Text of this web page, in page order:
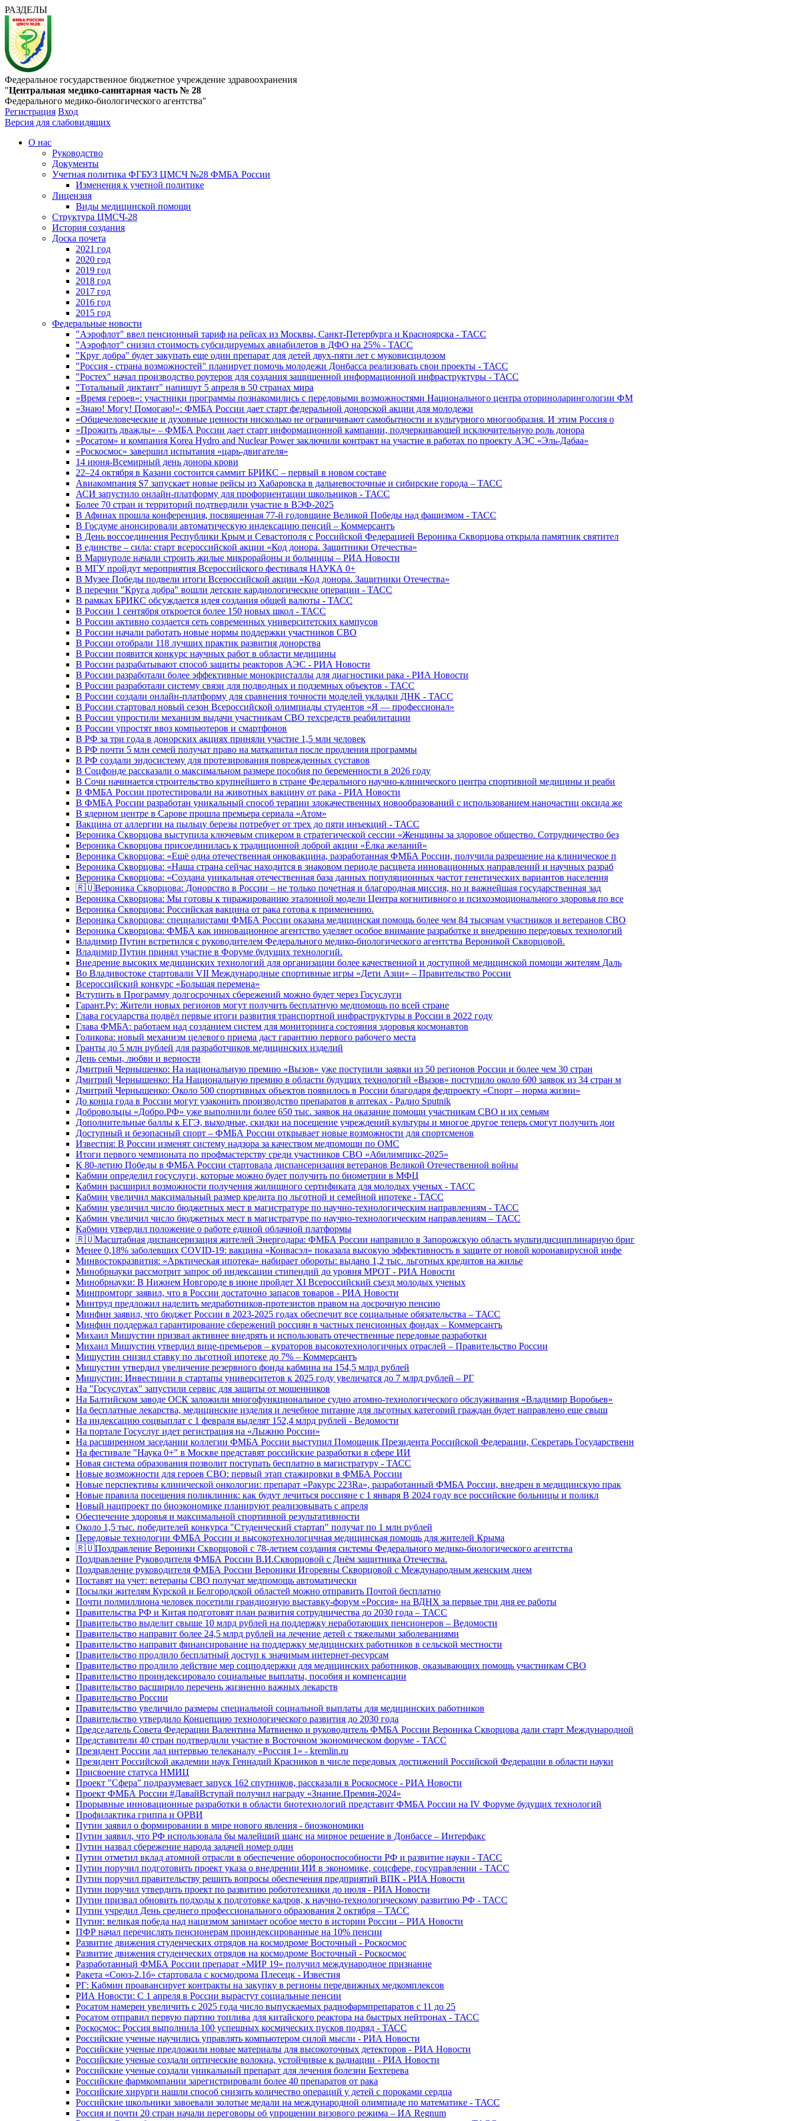
РАЗДЕЛЫ
Федеральное государственное бюджетное учреждение здравоохранения
"Центральная медико-санитарная часть № 28
Федерального медико-биологического агентства"
Регистрация Вход
Версия для слабовидящих
О нас
Руководство
Документы
Учетная политика ФГБУЗ ЦМСЧ №28 ФМБА России
Изменения к учетной политике
Лицензия
Виды медицинской помощи
Структура ЦМСЧ-28
История создания
Доска почета
2021 год
2020 год
2019 год
2018 год
2017 год
2016 год
2015 год
Федеральные новости
"Аэрофлот" ввел пенсионный тариф на рейсах из Москвы, Санкт-Петербурга и Красноярска - ТАСС
"Аэрофлот" снизил стоимость субсидируемых авиабилетов в ДФО на 25% - ТАСС
"Круг добра" будет закупать еще один препарат для детей двух-пяти лет с муковисцидозом
"Россия - страна возможностей" планирует помочь молодежи Донбасса реализовать свои проекты - ТАСС
"Ростех" начал производство роутеров для создания защищенной информационной инфраструктуры - ТАСС
"Тотальный диктант" напишут 5 апреля в 50 странах мира
«Время героев»: участники программы познакомились с передовыми возможностями Национального центра оториноларингологии ФМ
«Знаю! Могу! Помогаю!»: ФМБА России дает старт федеральной донорской акции для молодежи
«Общечеловеческие и духовные ценности нисколько не ограничивают самобытности и культурного многообразия. И этим Россия о
«Прожить дважды» – ФМБА России дает старт информационной кампании, подчеркивающей исключительную роль донора
«Росатом» и компания Korea Hydro and Nuclear Power заключили контракт на участие в работах по проекту АЭС «Эль-Дабаа»
«Роскосмос» завершил испытания «царь-двигателя»
14 июня-Всемирный день донора крови
22–24 октября в Казани состоится саммит БРИКС – первый в новом составе
Авиакомпания S7 запускает новые рейсы из Хабаровска в дальневосточные и сибирские города – ТАСС
АСИ запустило онлайн-платформу для профориентации школьников - ТАСС
Более 70 стран и территорий подтвердили участие в ВЭФ-2025
В Афинах прошла конференция, посвященная 77-й годовщине Великой Победы над фашизмом - ТАСС
В Госдуме анонсировали автоматическую индексацию пенсий – Коммерсантъ
В День воссоединения Республики Крым и Севастополя с Российской Федерацией Вероника Скворцова открыла памятник святител
В единстве – сила: старт всероссийской акции «Код донора. Защитники Отечества»
В Мариуполе начали строить жилые микрорайоны и больницы – РИА Новости
В МГУ пройдут мероприятия Всероссийского фестиваля НАУКА 0+
В Музее Победы подвели итоги Всероссийской акции «Код донора. Защитники Отечества»
В перечни "Круга добра" вошли детские кардиологические операции - ТАСС
В рамках БРИКС обсуждается идея создания общей валюты - ТАСС
В России 1 сентября откроется более 150 новых школ - ТАСС
В России активно создается сеть современных университетских кампусов
В России начали работать новые нормы поддержки участников СВО
В России отобрали 118 лучших практик развития донорства
В России появится конкурс научных работ в области медицины
В России разрабатывают способ защиты реакторов АЭС - РИА Новости
В России разработали более эффективные монокристаллы для диагностики рака - РИА Новости
В России разработали систему связи для подводных и подземных объектов - ТАСС
В России создали онлайн-платформу для сравнения точности моделей укладки ДНК - ТАСС
В России стартовал новый сезон Всероссийской олимпиады студентов «Я — профессионал»
В России упростили механизм выдачи участникам СВО техсредств реабилитации
В России упростят ввоз компьютеров и смартфонов
В РФ за три года в донорских акциях приняли участие 1,5 млн человек
В РФ почти 5 млн семей получат право на маткапитал после продления программы
В РФ создали эндосистему для протезирования поврежденных суставов
В Соцфонде рассказали о максимальном размере пособия по беременности в 2026 году
В Сочи начинается строительство крупнейшего в стране Федерального научно-клинического центра спортивной медицины и реаби
В ФМБА России протестировали на животных вакцину от рака - РИА Новости
В ФМБА России разработан уникальный способ терапии злокачественных новообразований с использованием наночастиц оксида же
В ядерном центре в Сарове прошла премьера сериала «Атом»
Вакцина от аллергии на пыльцу березы потребует от трех до пяти инъекций - ТАСС
Вероника Скворцова выступила ключевым спикером в стратегической сессии «Женщины за здоровое общество. Сотрудничество без
Вероника Скворцова присоединилась к традиционной доброй акции «Ёлка желаний»
Вероника Скворцова: «Ещё одна отечественная онковакцина, разработанная ФМБА России, получила разрешение на клиническое п
Вероника Скворцова: «Наша страна сейчас находится в знаковом периоде расцвета инновационных направлений и научных разраб
Вероника Скворцова: «Создана уникальная отечественная база данных популяционных частот генетических вариантов населения
🇷🇺Вероника Скворцова: Донорство в России – не только почетная и благородная миссия, но и важнейшая государственная зад
Вероника Скворцова: Мы готовы к тиражированию эталонной модели Центра когнитивного и психоэмоционального здоровья по все
Вероника Скворцова: Российская вакцина от рака готова к применению.
Вероника Скворцова: специалистами ФМБА России оказана медицинская помощь более чем 84 тысячам участников и ветеранов СВО
Вероника Скворцова: ФМБА как инновационное агентство уделяет особое внимание разработке и внедрению передовых технологий
Владимир Путин встретился с руководителем Федерального медико-биологического агентства Вероникой Скворцовой.
Владимир Путин принял участие в Форуме будущих технологий.
Внедрение высоких медицинских технологий для организации более качественной и доступной медицинской помощи жителям Даль
Во Владивостоке стартовали VII Международные спортивные игры «Дети Азии» – Правительство России
Всероссийский конкурс «Большая перемена»
Вступить в Программу долгосрочных сбережений можно будет через Госуслуги
Гарант.Ру: Жители новых регионов могут получить бесплатную медпомощь по всей стране
Глава государства подвёл первые итоги развития транспортной инфраструктуры в России в 2022 году
Глава ФМБА: работаем над созданием систем для мониторинга состояния здоровья космонавтов
Голикова: новый механизм целевого приема даст гарантию первого рабочего места
Гранты до 5 млн рублей для разработчиков медицинских изделий
День семьи, любви и верности
Дмитрий Чернышенко: На национальную премию «Вызов» уже поступили заявки из 50 регионов России и более чем 30 стран
Дмитрий Чернышенко: На Национальную премию в области будущих технологий «Вызов» поступило около 600 заявок из 34 стран м
Дмитрий Чернышенко: Около 500 спортивных объектов появилось в России благодаря федпроекту «Спорт – норма жизни»
До конца года в России могут узаконить производство препаратов в аптеках - Радио Sputnik
Добровольцы «Добро.РФ» уже выполнили более 650 тыс. заявок на оказание помощи участникам СВО и их семьям
Дополнительные баллы к ЕГЭ, выходные, скидки на посещение учреждений культуры и многое другое теперь смогут получить дон
Доступный и безопасный спорт – ФМБА России открывает новые возможности для спортсменов
Известия: В России изменят систему надзора за качеством медпомощи по ОМС
Итоги первого чемпионата по профмастерству среди участников СВО «Абилимпикс-2025»
К 80-летию Победы в ФМБА России стартовала диспансеризация ветеранов Великой Отечественной войны
Кабмин определил госуслуги, которые можно будет получить по биометрии в МФЦ
Кабмин расширил возможности получения жилищного сертификата для молодых ученых - ТАСС
Кабмин увеличил максимальный размер кредита по льготной и семейной ипотеке - ТАСС
Кабмин увеличил число бюджетных мест в магистратуре по научно-технологическим направлениям - ТАСС
Кабмин увеличил число бюджетных мест в магистратуре по научно-технологическим направлениям – ТАСС
Кабмин утвердил положение о работе единой облачной платформы
🇷🇺Масштабная диспансеризация жителей Энергодара: ФМБА России направило в Запорожскую область мультидисциплинарную бриг
Менее 0,18% заболевших COVID-19: вакцина «Конвасэл» показала высокую эффективность в защите от новой коронавирусной инфе
Минвостокразвития: «Арктическая ипотека» набирает обороты: выдано 1,2 тыс. льготных кредитов на жилье
Минобрнауки рассмотрит запрос об индексации стипендий до уровня МРОТ - РИА Новости
Минобрнауки: В Нижнем Новгороде в июне пройдет XI Всероссийский съезд молодых ученых
Минпромторг заявил, что в России достаточно запасов товаров - РИА Новости
Минтруд предложил наделить медработников-протезистов правом на досрочную пенсию
Минфин заявил, что бюджет России в 2023-2025 годах обеспечит все социальные обязательства – ТАСС
Минфин поддержал гарантирование сбережений россиян в частных пенсионных фондах – Коммерсантъ
Михаил Мишустин призвал активнее внедрять и использовать отечественные передовые разработки
Михаил Мишустин утвердил вице-премьеров – кураторов высокотехнологичных отраслей – Правительство России
Мишустин снизил ставку по льготной ипотеке до 7% – Коммерсантъ
Мишустин утвердил увеличение резервного фонда кабмина на 154,5 млрд рублей
Мишустин: Инвестиции в стартапы университетов к 2025 году увеличатся до 7 млрд рублей – РГ
На "Госуслугах" запустили сервис для защиты от мошенников
На Балтийском заводе ОСК заложили многофункциональное судно атомно-технологического обслуживания «Владимир Воробьев»
На бесплатные лекарства, медицинские изделия и лечебное питание для льготных категорий граждан будет направлено еще свыш
На индексацию соцвыплат с 1 февраля выделят 152,4 млрд рублей - Ведомости
На портале Госуслуг идет регистрация на «Лыжню России»
На расширенном заседании коллегии ФМБА России выступил Помощник Президента Российской Федерации, Секретарь Государственн
На фестивале "Наука 0+" в Москве представят российские разработки в сфере ИИ
Новая система образования позволит поступать бесплатно в магистратуру - ТАСС
Новые возможности для героев СВО: первый этап стажировки в ФМБА России
Новые перспективы клинической онкологии: препарат «Ракурс 223Ra», разработанный ФМБА России, внедрен в медицинскую прак
Новые правила посещения поликлиник: как будут лечиться россияне с 1 января В 2024 году все российские больницы и поликл
Новый нацпроект по биоэкономике планируют реализовывать с апреля
Обеспечение здоровья и максимальной спортивной результативности
Около 1,5 тыс. победителей конкурса "Студенческий стартап" получат по 1 млн рублей
Передовые технологии ФМБА России и высокотехнологичная медицинская помощь для жителей Крыма
🇷🇺Поздравление Вероники Скворцовой с 78-летием создания системы Федерального медико-биологического агентства
Поздравление Руководителя ФМБА России В.И.Скворцовой с Днём защитника Отечества.
Поздравление руководителя ФМБА России Вероники Игоревны Скворцовой с Международным женским днем
Поставят на учет: ветераны СВО получат медпомощь автоматически
Посылки жителям Курской и Белгородской областей можно отправить Почтой бесплатно
Почти полмиллиона человек посетили грандиозную выставку-форум «Россия» на ВДНХ за первые три дня ее работы
Правительства РФ и Китая подготовят план развития сотрудничества до 2030 года – ТАСС
Правительство выделит свыше 10 млрд рублей на поддержку неработающих пенсионеров – Ведомости
Правительство направит более 24,5 млрд рублей на лечение детей с тяжелыми заболеваниями
Правительство направит финансирование на поддержку медицинских работников в сельской местности
Правительство продлило бесплатный доступ к значимым интернет-ресурсам
Правительство продлило действие мер соцподдержки для медицинских работников, оказывающих помощь участникам СВО
Правительство проиндексировало социальные выплаты, пособия и компенсации
Правительство расширило перечень жизненно важных лекарств
Правительство России
Правительство увеличило размеры специальной социальной выплаты для медицинских работников
Правительство утвердило Концепцию технологического развития до 2030 года
Председатель Совета Федерации Валентина Матвиенко и руководитель ФМБА России Вероника Скворцова дали старт Международной
Представители 40 стран подтвердили участие в Восточном экономическом форуме - ТАСС
Президент России дал интервью телеканалу «Россия 1» - kremlin.ru
Президент Российской академии наук Геннадий Красников в числе передовых достижений Российской Федерации в области науки
Присвоение статуса НМИЦ
Проект "Сфера" подразумевает запуск 162 спутников, рассказали в Роскосмосе - РИА Новости
Проект ФМБА России #ДавайВступай получил награду «Знание.Премия-2024»
Прорывные инновационные разработки в области биотехнологий представит ФМБА России на IV Форуме будущих технологий
Профилактика гриппа и ОРВИ
Путин заявил о формировании в мире нового явления - биоэкономики
Путин заявил, что РФ использовала бы малейший шанс на мирное решение в Донбассе – Интерфакс
Путин назвал сбережение народа задачей номер один
Путин отметил вклад атомной отрасли в обеспечение обороноспособности РФ и развитие науки - ТАСС
Путин поручил подготовить проект указа о внедрении ИИ в экономике, соцсфере, госуправлении - ТАСС
Путин поручил правительству решить вопросы обеспечения предприятий ВПК - РИА Новости
Путин поручил утвердить проект по развитию робототехники до июля - РИА Новости
Путин призвал обновить подходы к подготовке кадров, к научно-технологическому развитию РФ - ТАСС
Путин учредил День среднего профессионального образования 2 октября – ТАСС
Путин: великая победа над нацизмом занимает особое место в истории России – РИА Новости
ПФР начал перечислять пенсионерам проиндексированные на 10% пенсии
Развитие движения студенческих отрядов на космодроме Восточный - Роскосмос
Развитие движения студенческих отрядов на космодроме Восточный - Роскосмос
Разработанный ФМБА России препарат «МИР 19» получил международное признание
Ракета «Союз-2.1б» стартовала с космодрома Плесецк - Известия
РГ: Кабмин проавансирует контракты на закупку в регионы передвижных медкомплексов
РИА Новости: С 1 апреля в России вырастут социальные пенсии
Росатом намерен увеличить с 2025 года число выпускаемых радиофармпрепаратов с 11 до 25
Росатом отправил первую партию топлива для китайского реактора на быстрых нейтронах - ТАСС
Роскосмос: Россия выполнила 100 успешных космических пусков подряд - ТАСС
Российские ученые научились управлять компьютером силой мысли - РИА Новости
Российские ученые предложили новые материалы для высокоточных детекторов - РИА Новости
Российские ученые создали оптические волокна, устойчивые к радиации - РИА Новости
Российские ученые создали уникальный препарат для лечения болезни Бехтерева
Российские фармкомпании зарегистрировали более 40 препаратов от рака
Российские хирурги нашли способ снизить количество операций у детей с пороками сердца
Российские школьники завоевали золотые медали на международной олимпиаде по математике - ТАСС
Россия и почти 20 стран начали переговоры об упрощении визового режима – ИА Regnum